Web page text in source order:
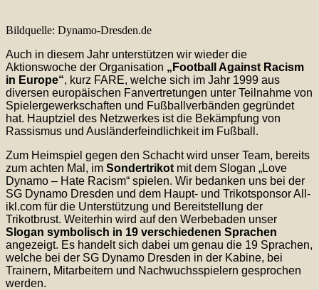
Bildquelle: Dynamo-Dresden.de
Auch in diesem Jahr unterstützen wir wieder die
Aktionswoche der Organisation „Football Against Racism
in Europe“, kurz FARE, welche sich im Jahr 1999 aus
diversen europäischen Fanvertretungen unter Teilnahme von
Spielergewerkschaften und Fußballverbänden gegründet
hat. Hauptziel des Netzwerkes ist die Bekämpfung von
Rassismus und Ausländerfeindlichkeit im Fußball.
Zum Heimspiel gegen den Schacht wird unser Team, bereits
zum achten Mal, im Sondertrikot mit dem Slogan „Love
Dynamo – Hate Racism“ spielen. Wir bedanken uns bei der
SG Dynamo Dresden und dem Haupt- und Trikotsponsor All-
ikl.com für die Unterstützung und Bereitstellung der
Trikotbrust. Weiterhin wird auf den Werbebaden unser
Slogan symbolisch in 19 verschiedenen Sprachen
angezeigt. Es handelt sich dabei um genau die 19 Sprachen,
welche bei der SG Dynamo Dresden in der Kabine, bei
Trainern, Mitarbeitern und Nachwuchsspielern gesprochen
werden.